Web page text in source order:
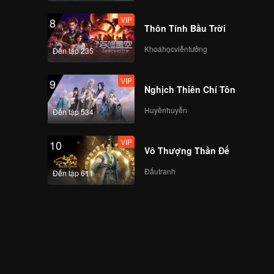
8
Đến tập 235
VIP
Thôn Tính Bầu Trời
Khoahọcviễntưởng
9
Đến tập 534
VIP
Nghịch Thiên Chí Tôn
Huyềnhuyễn
10
Đến tập 611
VIP
Vô Thượng Thần Đế
Đấutranh